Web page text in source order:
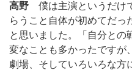
高野 僕は主演というだけ
らうこと自体が初めてだっ
と思いました。「自分との
変なことも多かったですが
劇場、そしていろいろな方